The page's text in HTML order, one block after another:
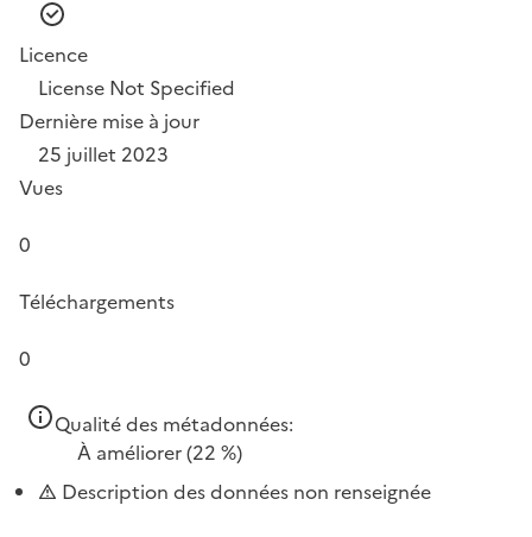
Licence
License Not Specified
Dernière mise à jour
25 juillet 2023
Vues
0
Téléchargements
0
Qualité des métadonnées:
À améliorer(22 %)
Description des données non renseignée